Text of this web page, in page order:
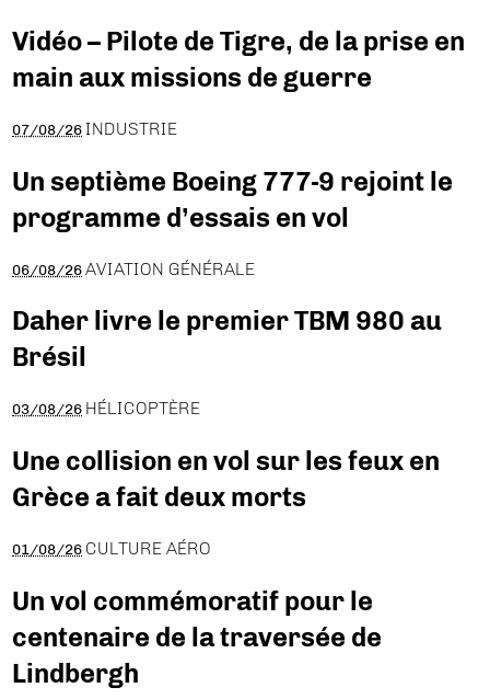
Vidéo – Pilote de Tigre, de la prise en
main aux missions de guerre
07/08/26 INDUSTRIE
Un septième Boeing 777-9 rejoint le
programme d’essais en vol
06/08/26 AVIATION GÉNÉRALE
Daher livre le premier TBM 980 au
Brésil
03/08/26 HÉLICOPTÈRE
Une collision en vol sur les feux en
Grèce a fait deux morts
01/08/26 CULTURE AÉRO
Un vol commémoratif pour le
centenaire de la traversée de
Lindbergh